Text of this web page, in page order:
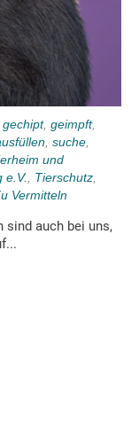
gechipt, geimpft,
suche
und
e.V.
Tierschutz
Vermitteln
sind auch bei uns,